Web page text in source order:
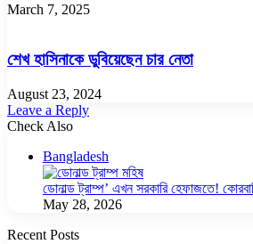
March 7, 2025
শেখ হাসিনাকে ডুবিয়েছেন চার নেতা
August 23, 2024
Leave a Reply
Check Also
Bangladesh
ডোনাল্ড ট্রাম্প’ এখন সরকারি হেফাজতে!
May 28, 2026
Recent Posts